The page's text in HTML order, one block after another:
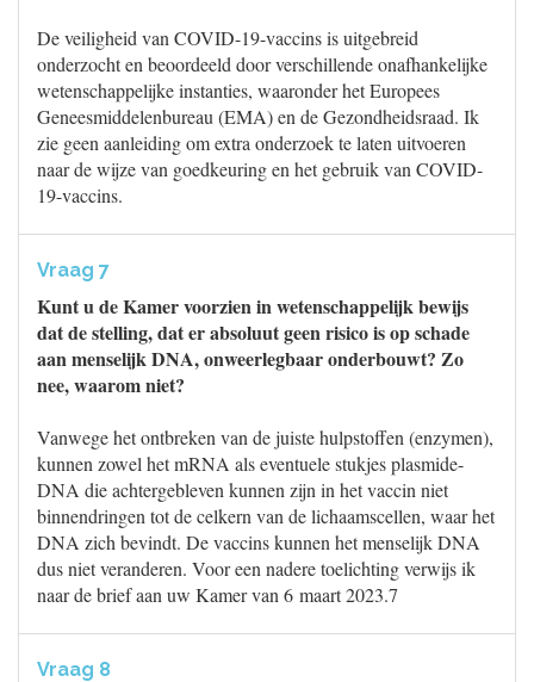
De veiligheid van COVID-19-vaccins is uitgebreid
onderzocht en beoordeeld door verschillende onafhankelijke
wetenschappelijke instanties, waaronder het Europees
Geneesmiddelenbureau (EMA) en de Gezondheidsraad. Ik
zie geen aanleiding om extra onderzoek te laten uitvoeren
naar de wijze van goedkeuring en het gebruik van COVID-
19-vaccins.
Vraag 7
Kunt u de Kamer voorzien in wetenschappelijk bewijs
dat de stelling, dat er absoluut geen risico is op schade
aan menselijk DNA, onweerlegbaar onderbouwt? Zo
nee, waarom niet?
Vanwege het ontbreken van de juiste hulpstoffen (enzymen),
kunnen zowel het mRNA als eventuele stukjes plasmide-
DNA die achtergebleven kunnen zijn in het vaccin niet
binnendringen tot de celkern van de lichaamscellen, waar het
DNA zich bevindt. De vaccins kunnen het menselijk DNA
dus niet veranderen. Voor een nadere toelichting verwijs ik
naar de brief aan uw Kamer van 6 maart 2023.7
Vraag 8